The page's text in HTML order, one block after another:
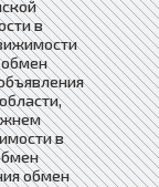
в
обмен
в
обмен